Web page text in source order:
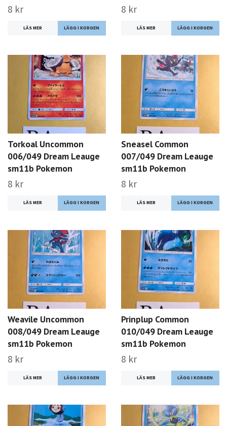
8 kr
LÄS MER
8 kr
LÄS MER
Torkoal Uncommon
006/049 Dream Leauge
sm11b Pokemon
8 kr
LÄS MER
Sneasel Common
007/049 Dream Leauge
sm11b Pokemon
8 kr
LÄS MER
Weavile Uncommon
008/049 Dream Leauge
sm11b Pokemon
8 kr
LÄS MER
Prinplup Common
010/049 Dream Leauge
sm11b Pokemon
8 kr
LÄS MER